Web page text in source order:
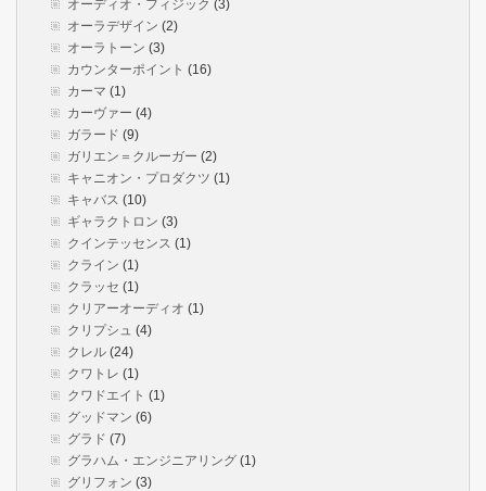
オーディオ・フィジック (3)
オーラデザイン (2)
オーラトーン (3)
カウンターポイント (16)
カーマ (1)
カーヴァー (4)
ガラード (9)
ガリエン＝クルーガー (2)
キャニオン・プロダクツ (1)
キャバス (10)
ギャラクトロン (3)
クインテッセンス (1)
クライン (1)
クラッセ (1)
クリアーオーディオ (1)
クリプシュ (4)
クレル (24)
クワトレ (1)
クワドエイト (1)
グッドマン (6)
グラド (7)
グラハム・エンジニアリング (1)
グリフォン (3)